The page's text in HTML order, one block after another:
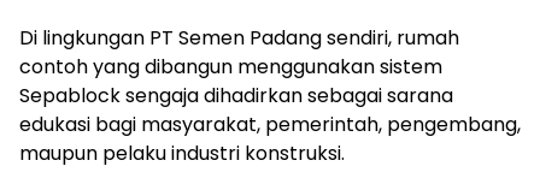
Di lingkungan PT Semen Padang sendiri, rumah
contoh yang dibangun menggunakan sistem
Sepablock sengaja dihadirkan sebagai sarana
edukasi bagi masyarakat, pemerintah, pengembang,
maupun pelaku industri konstruksi.